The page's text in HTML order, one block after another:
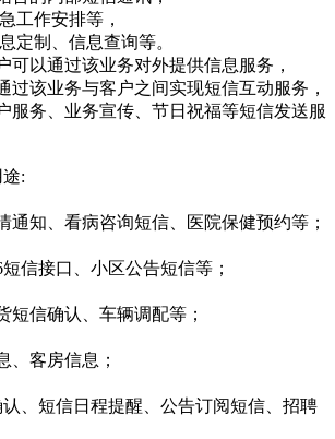
工作安排等，
定制、信息查询等。
可以通过该业务对外提供信息服务，
过该业务与客户之间实现短信互动服务，
服务、业务宣传、节日祝福等短信发送服
:
通知、看病咨询短信、医院保健预约等；
信接口、小区公告短信等；
短信确认、车辆调配等；
、客房信息；
、短信日程提醒、公告订阅短信、招聘